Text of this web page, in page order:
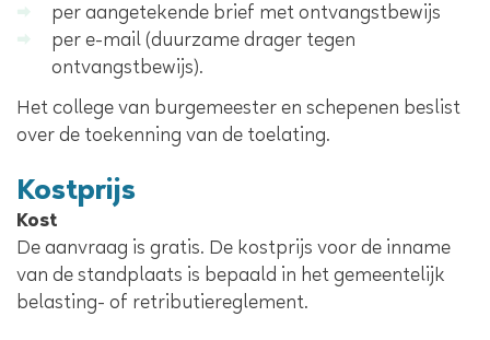
per aangetekende brief met ontvangstbewijs
per e-mail (duurzame drager tegen
ontvangstbewijs).
Het college van burgemeester en schepenen beslist
over de toekenning van de toelating.
Kostprijs
Kost
De aanvraag is gratis. De kostprijs voor de inname
van de standplaats is bepaald in het gemeentelijk
belasting- of retributiereglement.